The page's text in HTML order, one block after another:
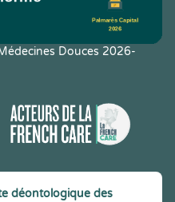
Douces 2026-
déontologique des